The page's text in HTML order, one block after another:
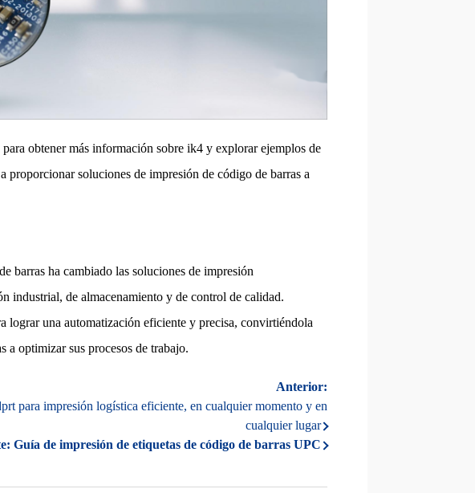
obtener más información sobre ik4 y explorar ejemplos de
proporcionar soluciones de impresión de código de barras a
barras ha cambiado las soluciones de impresión
industrial, de almacenamiento y de control de calidad.
lograr una automatización eficiente y precisa, convirtiéndola
a optimizar sus procesos de trabajo.
Anterior:
para impresión logística eficiente, en cualquier momento y en
cualquier lugar
Guía de impresión de etiquetas de código de barras UPC